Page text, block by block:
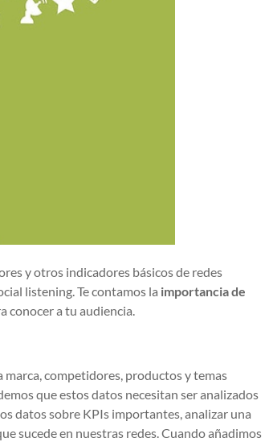
y otros indicadores básicos de redes
listening. Te contamos la importancia de
conocer a tu audiencia.
competidores, productos y temas
que estos datos necesitan ser analizados
datos sobre KPIs importantes, analizar una
sucede en nuestras redes. Cuando añadimos